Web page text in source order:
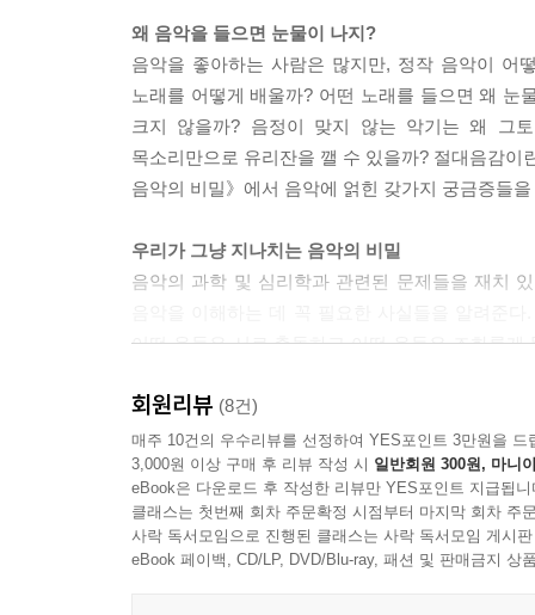
왜 음악을 들으면 눈물이 나지?
음악을 좋아하는 사람은 많지만, 정작 음악이 어
노래를 어떻게 배울까? 어떤 노래를 들으면 왜
크지 않을까? 음정이 맞지 않는 악기는 왜 그
목소리만으로 유리잔을 깰 수 있을까? 절대음감
음악의 비밀》에서 음악에 얽힌 갖가지 궁금증들
우리가 그냥 지나치는 음악의 비밀
음악의 과학 및 심리학과 관련된 문제들을 재치
어떤 음들은 서로 충돌하고 어떤 음들은 조화롭
나면 음악을 듣는 맛이 떨어지지 않을까?
아는 만큼 들린다
저자는 음영이나 원근법을 이해하면 그림을 감상
쏙쏙 들어온다고 말한다. 그렇다. 이 책은 음악
악보를 거의 사용하지 않고 편안한 대화 스타일로
회원리뷰 (8건)
매주 10건의 우수리뷰를 선정하여 YES포인트 3만원을 드
3,000원 이상 구매 후 리뷰 작성 시 일반회원 300원, 마니
eBook은 다운로드 후 작성한 리뷰만 YES포인트 지급됩니
클래스는 첫번째 회차 주문확정 시점부터 마지막 회차 주
사락 독서모임으로 진행된 클래스는 사락 독서모임 게시
eBook 페이백, CD/LP, DVD/Blu-ray, 패션 및 판매금지 상